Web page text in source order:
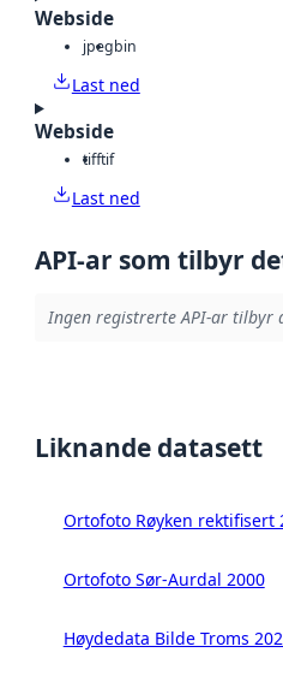
Webside
jpegbin
Last ned
Webside
tifftif
Last ned
API-ar som tilbyr
Ingen registrerte API-ar tilbyr
Liknande datasett
Ortofoto Røyken rektifisert
Ortofoto Sør-Aurdal 2000
Høydedata Bilde Troms